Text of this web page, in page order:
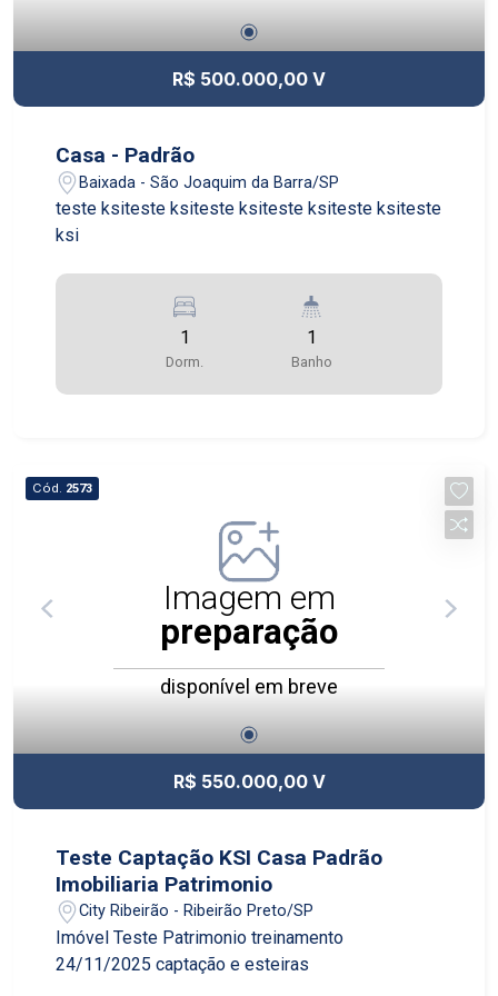
R$ 500.000,00 V
Casa - Padrão
Baixada - São Joaquim da Barra/SP
teste ksiteste ksiteste ksiteste ksiteste ksiteste
ksi
1
Dorm.
1
Banho
Cód. 2573
Imagem em
preparação
disponível em breve
R$ 550.000,00 V
Teste Captação KSI Casa Padrão
Imobiliaria Patrimonio
City Ribeirão - Ribeirão Preto/SP
Imóvel Teste Patrimonio treinamento
24/11/2025 captação e esteiras